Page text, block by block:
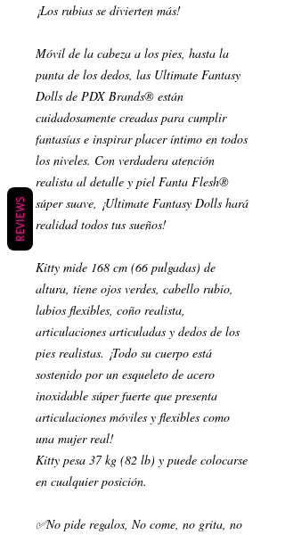
¡Los rubias se divierten más!
Móvil de la cabeza a los pies, hasta la
punta de los dedos, las Ultimate Fantasy
Dolls de PDX Brands® están
cuidadosamente creadas para cumplir
fantasías e inspirar placer íntimo en todos
los niveles. Con verdadera atención
realista al detalle y piel Fanta Flesh®
súper suave, ¡Ultimate Fantasy Dolls hará
realidad todos tus sueños!
Kitty mide 168 cm (66 pulgadas) de
altura, tiene ojos verdes, cabello rubio,
labios flexibles, coño realista,
articulaciones articuladas y dedos de los
pies realistas. ¡Todo su cuerpo está
sostenido por un esqueleto de acero
inoxidable súper fuerte que presenta
articulaciones móviles y flexibles como
una mujer real!
Kitty pesa 37 kg (82 lb) y puede colocarse
en cualquier posición.
✅No pide regalos, No come, no grita, no
REVIEWS